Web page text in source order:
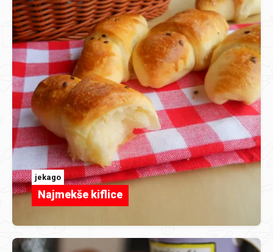
jekago
Najmekše kiflice